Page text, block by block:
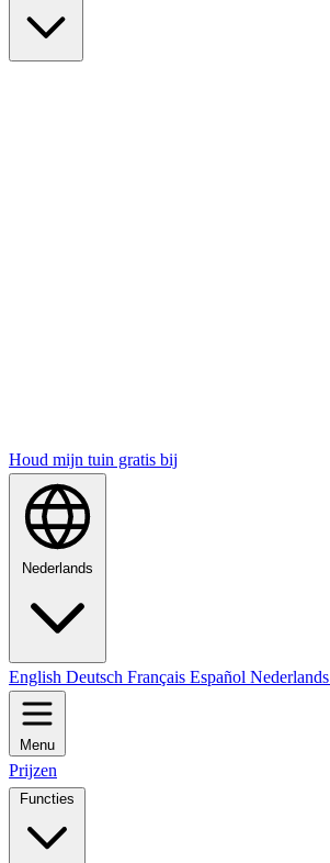
Houd mijn tuin gratis bij
Nederlands
English Deutsch Français Español Nederlands
Menu
Prijzen
Functies